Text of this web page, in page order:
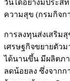
วันได้อย่างมีประสิ
ความสุข (กรมกิจก
การลงทุนส่งเสริม
เศรษฐกิจขยายตัว
ได้นานขึ้น มีผลิตภ
ลดน้อยลง ซึ่งจาก